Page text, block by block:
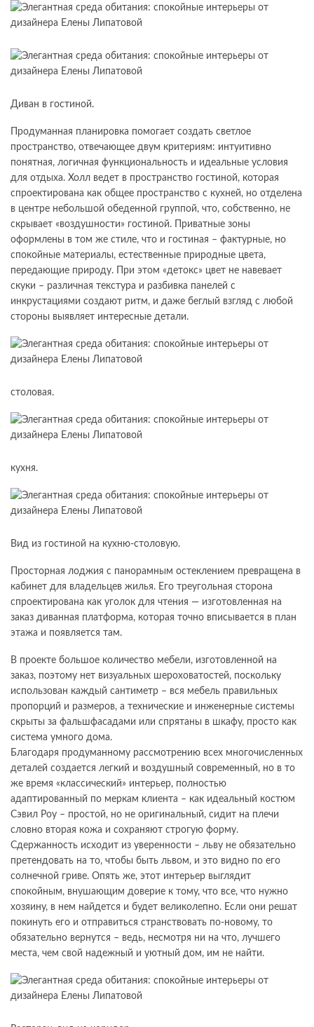
Диван в гостиной.
Продуманная планировка помогает создать светлое
пространство, отвечающее двум критериям: интуитивно
понятная, логичная функциональность и идеальные условия
для отдыха. Холл ведет в пространство гостиной, которая
спроектирована как общее пространство с кухней, но отделена
в центре небольшой обеденной группой, что, собственно, не
скрывает «воздушности» гостиной. Приватные зоны
оформлены в том же стиле, что и гостиная – фактурные, но
спокойные материалы, естественные природные цвета,
передающие природу. При этом «детокс» цвет не навевает
скуки – различная текстура и разбивка панелей с
инкрустациями создают ритм, и даже беглый взгляд с любой
стороны выявляет интересные детали.
столовая.
кухня.
Вид из гостиной на кухню-столовую.
Просторная лоджия с панорамным остеклением превращена в
кабинет для владельцев жилья. Его треугольная сторона
спроектирована как уголок для чтения — изготовленная на
заказ диванная платформа, которая точно вписывается в план
этажа и появляется там.
В проекте большое количество мебели, изготовленной на
заказ, поэтому нет визуальных шероховатостей, поскольку
использован каждый сантиметр – вся мебель правильных
пропорций и размеров, а технические и инженерные системы
скрыты за фальшфасадами или спрятаны в шкафу, просто как
система умного дома.
Благодаря продуманному рассмотрению всех многочисленных
деталей создается легкий и воздушный современный, но в то
же время «классический» интерьер, полностью
адаптированный по меркам клиента – как идеальный костюм
Сэвил Роу – простой, но не оригинальный, сидит на плечи
словно вторая кожа и сохраняют строгую форму.
Сдержанность исходит из уверенности – льву не обязательно
претендовать на то, чтобы быть львом, и это видно по его
солнечной гриве. Опять же, этот интерьер выглядит
спокойным, внушающим доверие к тому, что все, что нужно
хозяину, в нем найдется и будет великолепно. Если они решат
покинуть его и отправиться странствовать по-новому, то
обязательно вернутся – ведь, несмотря ни на что, лучшего
места, чем свой надежный и уютный дом, им не найти.